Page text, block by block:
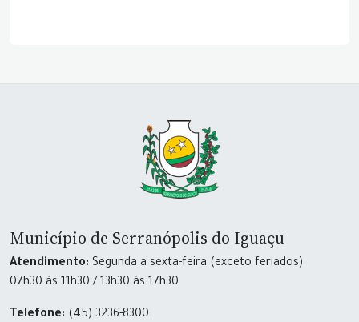
Município de Serranópolis do Iguaçu
Atendimento: Segunda a sexta-feira (exceto feriados)
07h30 às 11h30 / 13h30 às 17h30
Telefone: (45) 3236-8300